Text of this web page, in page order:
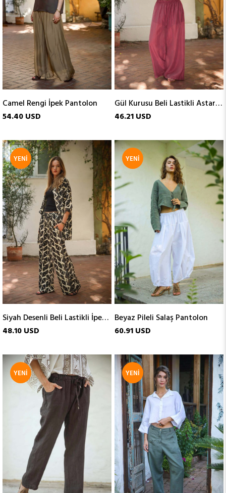
Camel Rengi İpek Pantolon
54.40 USD
Gül Kurusu Beli Lastikli Astarlı Tensel Pantolon
46.21 USD
Siyah Desenli Beli Lastikli İpek Pantolon
48.10 USD
YENI
ÜRÜN
Beyaz Pileli Salaş Pantolon
60.91 USD
YENI
ÜRÜN
YENI YENI
ÜRÜN